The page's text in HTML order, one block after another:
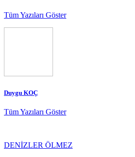
Tüm Yazıları Göster
Duygu KOÇ
Tüm Yazıları Göster
DENİZLER ÖLMEZ